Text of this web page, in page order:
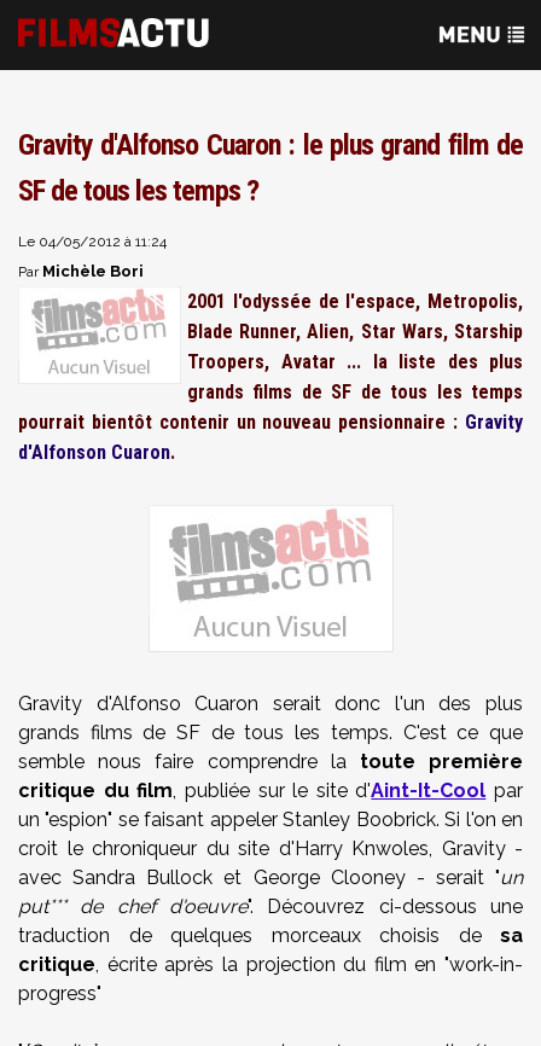
Gravity d'Alfonso Cuaron : le plus grand film de
SF de tous les temps ?
Le 04/05/2012 à 11:24
Par Michèle Bori
2001 l'odyssée de l'espace, Metropolis,
Blade Runner, Alien, Star Wars, Starship
Troopers, Avatar ... la liste des plus
grands films de SF de tous les temps
pourrait bientôt contenir un nouveau pensionnaire : Gravity
d'Alfonson Cuaron.
Gravity d'Alfonso Cuaron serait donc l'un des plus
grands films de SF de tous les temps. C'est ce que
semble nous faire comprendre la toute première
critique du film, publiée sur le site d'Aint-It-Cool par
un "espion" se faisant appeler Stanley Boobrick. Si l'on en
croit le chroniqueur du site d'Harry Knwoles, Gravity -
avec Sandra Bullock et George Clooney - serait "un
put*** de chef d'oeuvre". Découvrez ci-dessous une
traduction de quelques morceaux choisis de sa
critique, écrite après la projection du film en "work-in-
progress"